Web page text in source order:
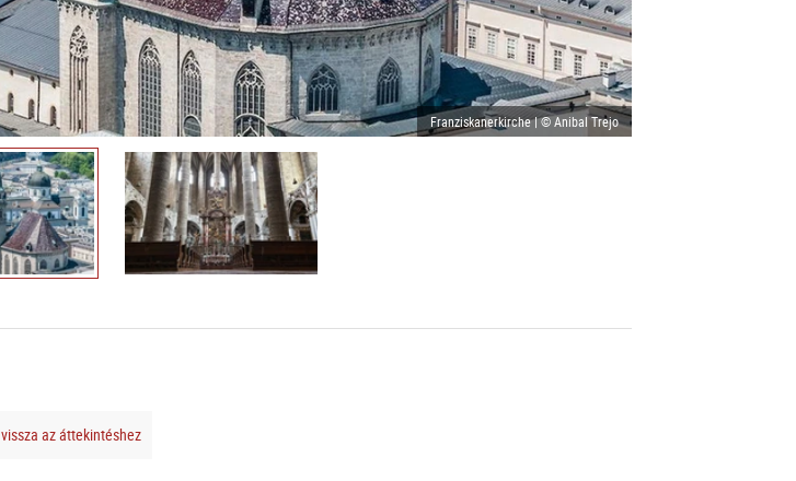
Franziskanerkirche | © Anibal Trejo
vissza az áttekintéshez